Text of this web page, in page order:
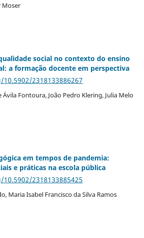
Moser
social no contexto do ensino
a formação docente em perspectiva
2318133886267
Ávila Fontoura, João Pedro Klering, Julia Melo
em tempos de pandemia:
e práticas na escola pública
2318133885425
Maria Isabel Francisco da Silva Ramos